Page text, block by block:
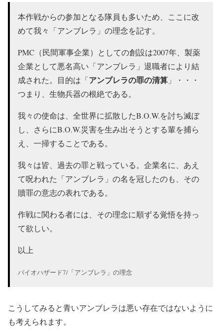
本作戦からの参加となる隊員も多いため、ここに改
めて我々「アンブレラ」の理念を記す。
PMC（民間軍事企業）としての創設は2007年、製薬
企業として悪名高い「アンブレラ」退職者により結
成された。目的は「アンブレラの罪の清算 」・・・
つまり、生物兵器の根絶である。
我々の使命は、全世界に拡散したB.O.W.を討ち滅ぼ
し、さらにB.O.W.災害を生み出そうとする輩を捕ら
え、一掃することである。
我々は皆、過去の罪と戦っている。企業名に、あえ
て呪われた「アンブレラ」の名を冠したのも、その
贖罪の意志の表れである。
作戦に関わる者には、その理念に順ずる覚悟を持っ
て欲しい。
以上
バイオハザード7/「アンブレラ」の理念
こうしてみると青いアンブレラは悪い存在ではないように
も考えられます。